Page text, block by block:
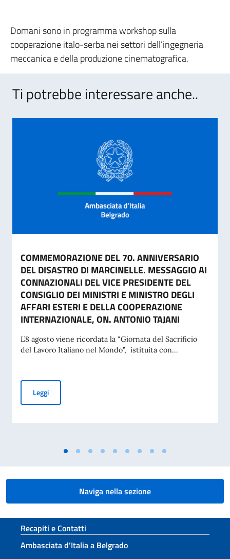
Domani sono in programma workshop sulla
cooperazione italo-serba nei settori dell’ingegneria
meccanica e della produzione cinematografica.
Ti potrebbe interessare anche..
COMMEMORAZIONE DEL 70. ANNIVERSARIO
DEL DISASTRO DI MARCINELLE. MESSAGGIO AI
CONNAZIONALI DEL VICE PRESIDENTE DEL
CONSIGLIO DEI MINISTRI E MINISTRO DEGLI
AFFARI ESTERI E DELLA COOPERAZIONE
INTERNAZIONALE, ON. ANTONIO TAJANI
L’8 agosto viene ricordata la “Giornata del Sacrificio
del Lavoro Italiano nel Mondo”, istituita con...
LeggiCOMMEMORAZIONE DEL 70. ANNIVERSARIO DEL
Naviga nella sezione
Sezione footer
Recapiti e Contatti
Ambasciata d’Italia a Belgrado